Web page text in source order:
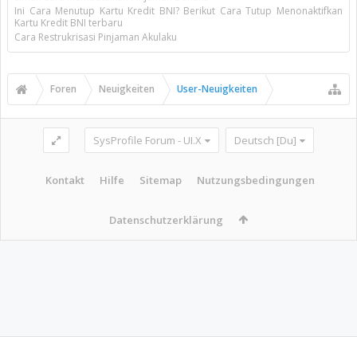
Ini Cara Menutup Kartu Kredit BNI? Berikut Cara Tutup Menonaktifkan
Kartu Kredit BNI terbaru
Cara Restrukrisasi Pinjaman Akulaku
Foren Neuigkeiten User-Neuigkeiten
SysProfile Forum - UI.X Deutsch [Du]
Kontakt Hilfe Sitemap Nutzungsbedingungen
Datenschutzerklärung